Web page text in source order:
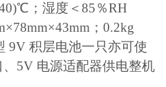
；湿度＜85％RH
；0.2kg
9V 积层电池一只亦可使
5V 电源适配器供电整机